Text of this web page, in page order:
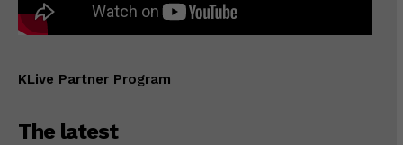
KLive Partner Program
The latest